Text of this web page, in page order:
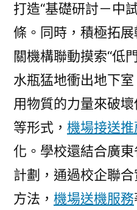
打造“基礎研討－中
條。同時，積極拓
關機構聯動摸索“低
水瓶猛地衝出地下
用物質的力量來破
等形式， 機場接送推
化。學校還結合廣東
計劃，通過校企聯
方法， 機場送機服務